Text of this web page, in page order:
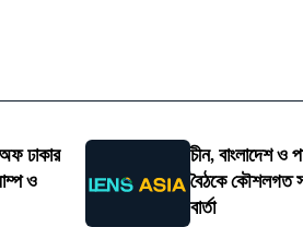
অফ ঢাকার
ও
চীন, বাংলাদেশ ও
বৈঠকে কৌশলগত
বার্তা